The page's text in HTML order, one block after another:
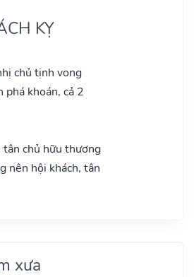
KỴ
chủ tịnh vong
phá khoán, cả 2
chủ hữu thương
nên hội khách, tân
xưa